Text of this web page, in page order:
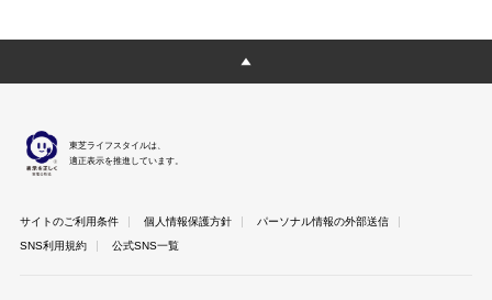
本サイトのサービスは予告なく中止または内容を変更する場合が
ございますのであらかじめご了承ください。
さま以外からのお問い合わせにはお答えできない場合があります
のであらかじめご了承ください。
東芝ライフスタイルは、
適正表示を推進しています。
サイトのご利用条件 個人情報保護方針
パーソナル情報の外部送信
SNS利用規約
公式SNS一覧